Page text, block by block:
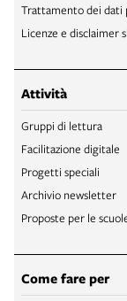
Trattamento dei dati
Licenze e disclaimer
Attività
Gruppi di lettura
Facilitazione digitale
Progetti speciali
Archivio newsletter
Proposte per le
Come fare per